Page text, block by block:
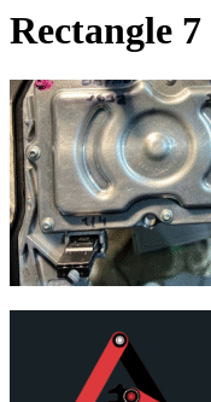
Rectangle 7